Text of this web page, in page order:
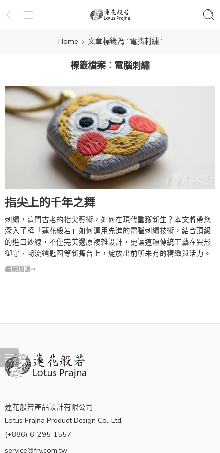
Home 文章標籤為 “電腦刺繡”
標籤檔案： 電腦刺繡
指尖上的千年之舞
刺繡，這門古老的指尖藝術，如何在現代重獲新生？本文將帶您
深入了解「蓮花般若」如何運用先進的電腦刺繡技術，結合頂級
的進口紗線，不僅完美還原複雜設計，更讓這項傳統工藝在異形
御守、潮流鑰匙圈等新舞台上，綻放出前所未有的精緻與活力。
繼續閱讀➞
蓮花般若產品設計有限公司
Lotus Prajna Product Design Co., Ltd.
(+886)-6-295-1557
service@frv.com.tw